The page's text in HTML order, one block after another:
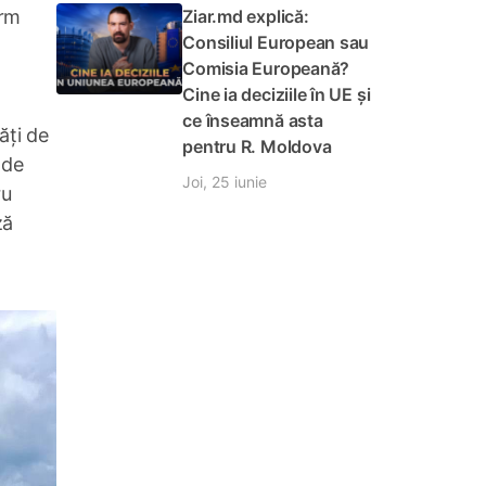
de
Ziar.md explică:
Consiliul European sau
Comisia Europeană?
Cine ia deciziile în UE și
ce înseamnă asta
pentru R. Moldova
Joi, 25 iunie